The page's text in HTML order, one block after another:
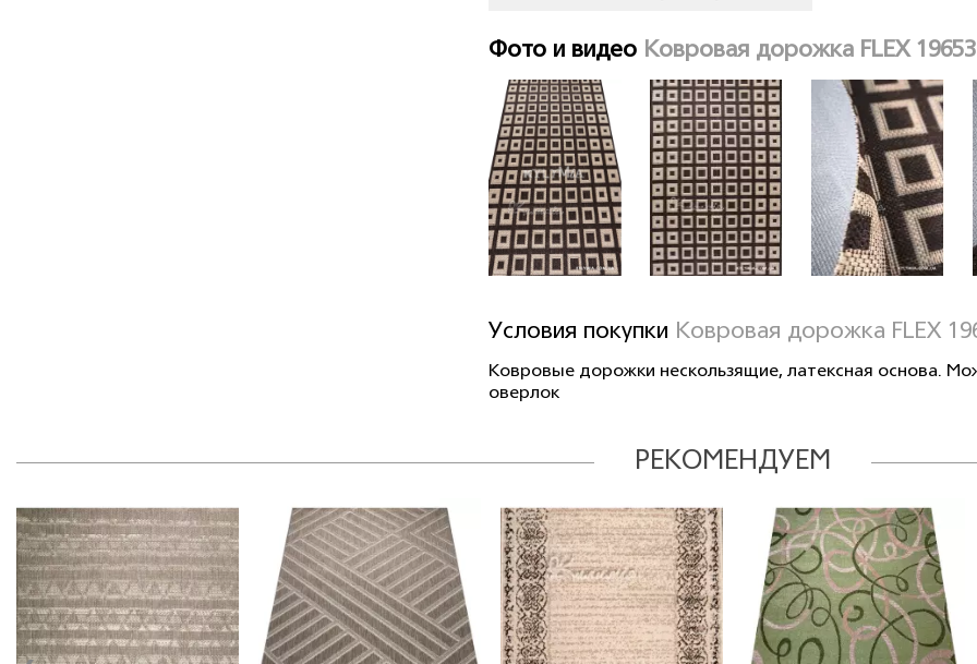
Фото и видео Ковровая дорожка FLEX
Условия покупки Ковровая дорожка FLEX
Ковровые дорожки нескользящие, латексная основа.
оверлок
РЕКОМЕНДУЕМ